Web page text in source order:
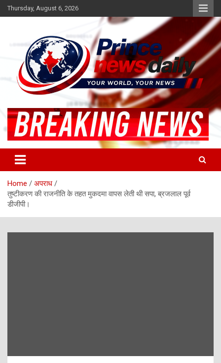
Skip
to
Thursday, August 6, 2026
Princenews Daily
Home
अपराध
तुष्टीकरण की राजनीति के तहत मुकदमा वापस लेती थी सपा, ब्रजलाल पूर्व
डीजीपी।